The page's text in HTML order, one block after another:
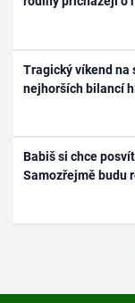
Tragický víkend na
nejhorších bilancí
Babiš si chce
Samozřejmě budu